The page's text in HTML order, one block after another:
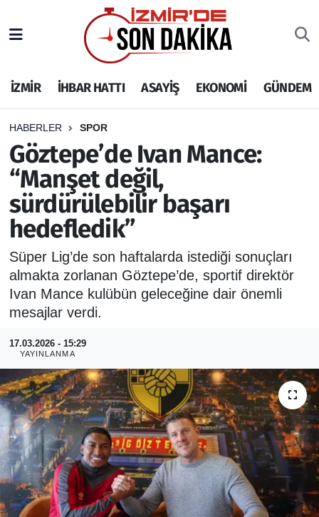
İZMİR İHBAR HATTI ASAYİŞ EKONOMİ GÜNDEM
HABERLER SPOR
Göztepe’de Ivan Mance:
“Manşet değil,
sürdürülebilir başarı
hedefledik”
Süper Lig’de son haftalarda istediği sonuçları
almakta zorlanan Göztepe’de, sportif direktör
Ivan Mance kulübün geleceğine dair önemli
mesajlar verdi.
17.03.2026 - 15:29
YAYINLANMA
İHBAR HATTI
DEPREM
GENEL
EKONOMİ
SİYASET
SPOR
ASAYİŞ
RESMİ REKLAM
İzmir Nöbetçi Eczaneler
İzmir Hava Durumu
İzmir Namaz Vakitleri
İzmir Trafik Yoğunluk Haritası
Puan Durumu ve Fikstür
Tüm Manşetler
Son Dakika Haberleri
Haber Arşivi